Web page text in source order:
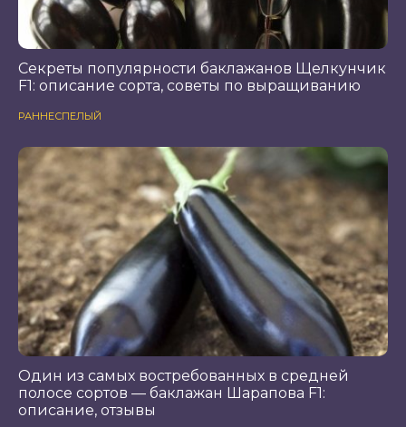
Секреты популярности баклажанов Щелкунчик
F1: описание сорта, советы по выращиванию
РАННЕСПЕЛЫЙ
Один из самых востребованных в средней
полосе сортов — баклажан Шарапова F1:
описание, отзывы